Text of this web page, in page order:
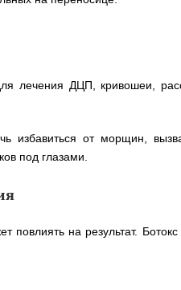
лечения ДЦП, кривошеи,
избавиться от морщин,
под глазами.
повлиять на результат.